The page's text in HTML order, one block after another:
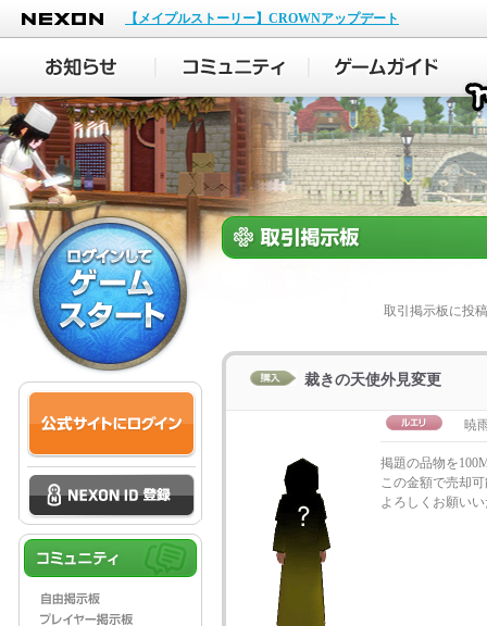
NEXON
【メイプルストーリー】CROWNアップデート
取引掲示板に投
裁きの天使外見変更
暁
掲題の品物を
この金額で売却
よろしくお願い